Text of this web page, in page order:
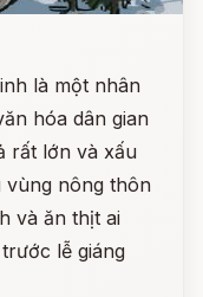
là một nhân
hóa dân gian
rất lớn và xấu
vùng nông thôn
và ăn thịt ai
lễ giáng